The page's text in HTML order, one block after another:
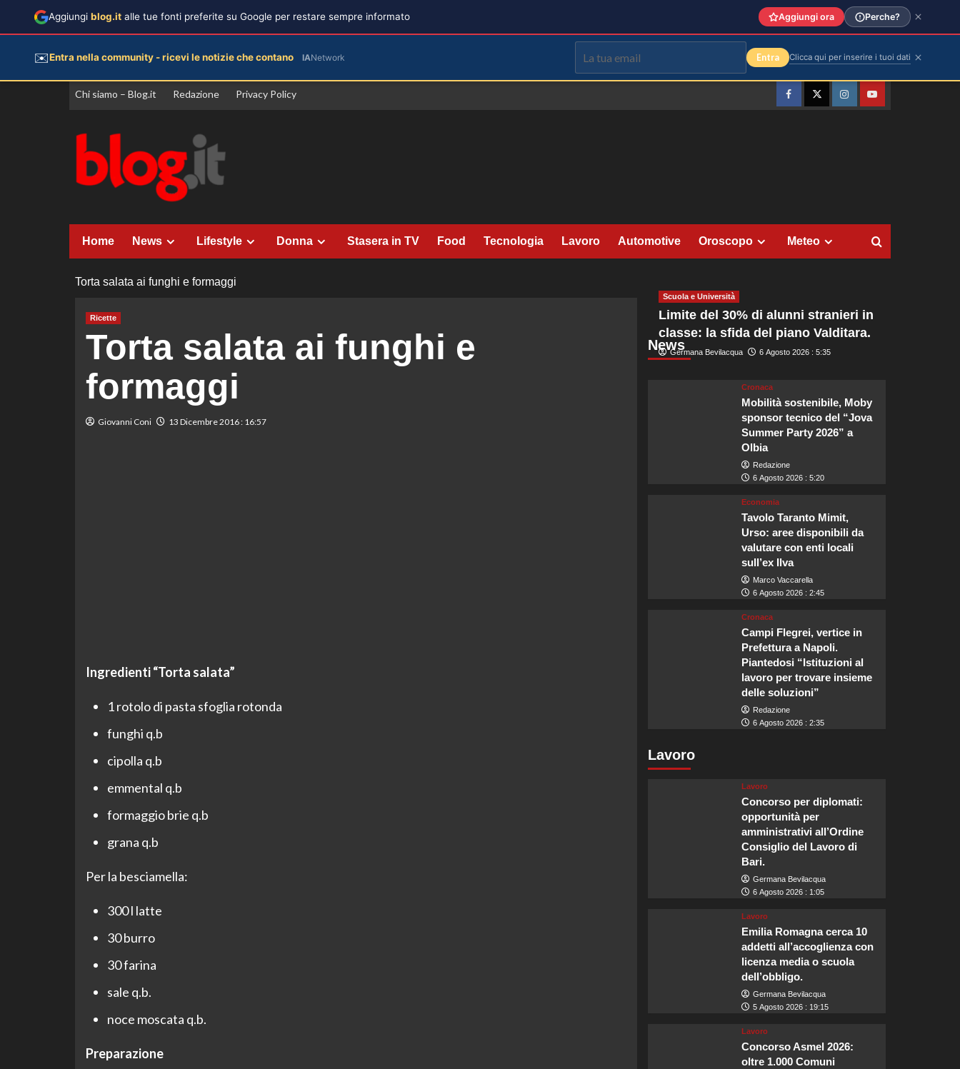
Vai
Chi siamo – Blog.it Redazione Privacy Policy
FacebookTwitterInstagramYouTube
Home News Lifestyle Donna Stasera in TV Food Tecnologia Lavoro Automotive Oroscopo Meteo
Torta salata ai funghi e formaggi
Ricette
Torta salata ai funghi e
formaggi
Giovanni Coni 13 Dicembre 2016 : 16:57
Ingredienti “Torta salata”
1 rotolo di pasta sfoglia rotonda
funghi q.b
cipolla q.b
emmental q.b
formaggio brie q.b
grana q.b
Per la besciamella:
300 l latte
30 burro
30 farina
sale q.b.
noce moscata q.b.
Preparazione
News
Scuola e Università
Limite del 30% di alunni stranieri in
classe: la sfida del piano Valditara.
Germana Bevilacqua 6 Agosto 2026 : 5:35
Cronaca
Mobilità sostenibile, Moby
sponsor tecnico del “Jova
Summer Party 2026” a
Olbia
Redazione
6 Agosto 2026 : 5:20
Economia
Tavolo Taranto Mimit,
Urso: aree disponibili da
valutare con enti locali
sull’ex Ilva
Marco Vaccarella
6 Agosto 2026 : 2:45
Cronaca
Campi Flegrei, vertice in
Prefettura a Napoli.
Piantedosi “Istituzioni al
lavoro per trovare insieme
delle soluzioni”
Redazione
6 Agosto 2026 : 2:35
Lavoro
Lavoro
Concorso per diplomati:
opportunità per
amministrativi all’Ordine
Consiglio del Lavoro di
Bari.
Germana Bevilacqua
6 Agosto 2026 : 1:05
Lavoro
Emilia Romagna cerca 10
addetti all’accoglienza con
licenza media o scuola
dell’obbligo.
Germana Bevilacqua
5 Agosto 2026 : 19:15
Lavoro
Concorso Asmel 2026:
oltre 1.000 Comuni
Aggiungi blog.it alle tue fonti preferite su Google per restare sempre informato Aggiungi ora Perche?
✉️Entra nella community - ricevi le notizie che contano IANetwork Entra Clicca qui per inserire i tuoi dati